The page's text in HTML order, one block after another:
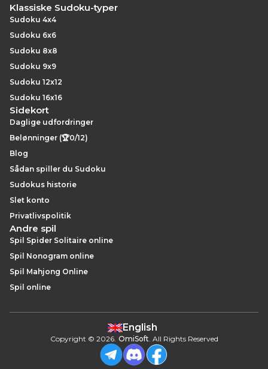
Klassiske Sudoku-typer
Sudoku 4x4
Sudoku 6x6
Sudoku 8x8
Sudoku 9x9
Sudoku 12x12
Sudoku 16x16
Sidekort
Daglige udfordringer
Belønninger (🏆0/12)
Blog
Sådan spiller du Sudoku
Sudokus historie
Slet konto
Privatlivspolitik
Andre spil
Spil Spider Solitaire online
Spil Nonogram online
Spil Mahjong Online
Spil online
English
Copyright © 2026. OmiSoft. All Rights Reserved